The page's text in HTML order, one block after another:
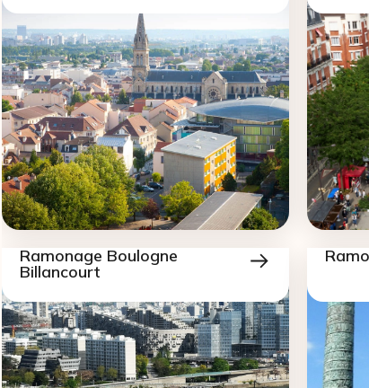
Ramonage Boulogne
Billancourt